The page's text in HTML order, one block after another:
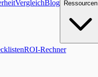
VergleichBlog Ressourcen
ROI-Rechner